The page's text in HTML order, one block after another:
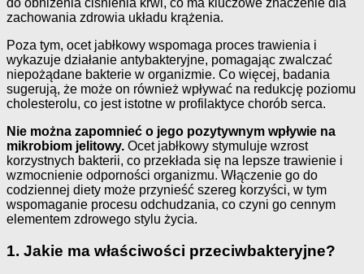
do obniżenia ciśnienia krwi, co ma kluczowe znaczenie dla
zachowania zdrowia układu krążenia.
Poza tym, ocet jabłkowy wspomaga proces trawienia i
wykazuje działanie antybakteryjne, pomagając zwalczać
niepożądane bakterie w organizmie. Co więcej, badania
sugerują, że może on również wpływać na redukcję poziomu
cholesterolu, co jest istotne w profilaktyce chorób serca.
Nie można zapomnieć o jego pozytywnym wpływie na
mikrobiom jelitowy. Ocet jabłkowy stymuluje wzrost
korzystnych bakterii, co przekłada się na lepsze trawienie i
wzmocnienie odporności organizmu. Włączenie go do
codziennej diety może przynieść szereg korzyści, w tym
wspomaganie procesu odchudzania, co czyni go cennym
elementem zdrowego stylu życia.
1. Jakie ma właściwości przeciwbakteryjne?